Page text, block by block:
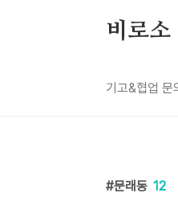
비로소
기고&협업 문
문래동 12